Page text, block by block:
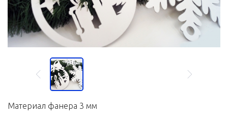
Материал фанера 3 мм